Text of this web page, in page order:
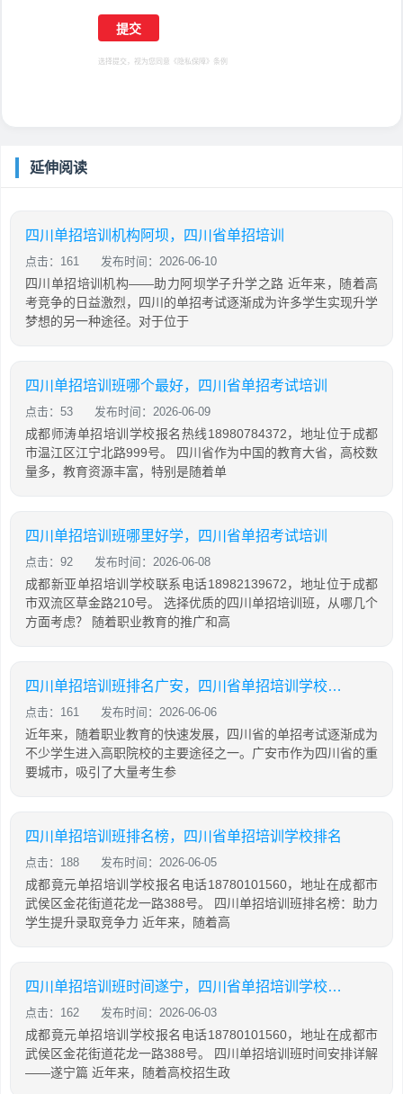
选择提交，视为您同意 《隐私保障》 条例
延伸阅读
四川单招培训机构阿坝，四川省单招培训
点击：161 发布时间：2026-06-10
四川单招培训机构——助力阿坝学子升学之路 近年来，随着高
考竞争的日益激烈，四川的单招考试逐渐成为许多学生实现升学
梦想的另一种途径。对于位于
四川单招培训班哪个最好，四川省单招考试培训
点击：53 发布时间：2026-06-09
成都师涛单招培训学校报名热线18980784372，地址位于成都
市温江区江宁北路999号。 四川省作为中国的教育大省，高校数
量多，教育资源丰富，特别是随着单
四川单招培训班哪里好学，四川省单招考试培训
点击：92 发布时间：2026-06-08
成都新亚单招培训学校联系电话18982139672，地址位于成都
市双流区草金路210号。 选择优质的四川单招培训班，从哪几个
方面考虑？ 随着职业教育的推广和高
四川单招培训班排名广安，四川省单招培训学校排名
点击：161 发布时间：2026-06-06
近年来，随着职业教育的快速发展，四川省的单招考试逐渐成为
不少学生进入高职院校的主要途径之一。广安市作为四川省的重
要城市，吸引了大量考生参
四川单招培训班排名榜，四川省单招培训学校排名
点击：188 发布时间：2026-06-05
成都竟元单招培训学校报名电话18780101560，地址在成都市
武侯区金花街道花龙一路388号。 四川单招培训班排名榜：助力
学生提升录取竞争力 近年来，随着高
四川单招培训班时间遂宁，四川省单招培训学校排名
点击：162 发布时间：2026-06-03
成都竟元单招培训学校报名电话18780101560，地址在成都市
武侯区金花街道花龙一路388号。 四川单招培训班时间安排详解
——遂宁篇 近年来，随着高校招生政